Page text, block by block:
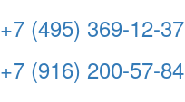
+7 (495) 369-12-37
+7 (916) 200-57-84